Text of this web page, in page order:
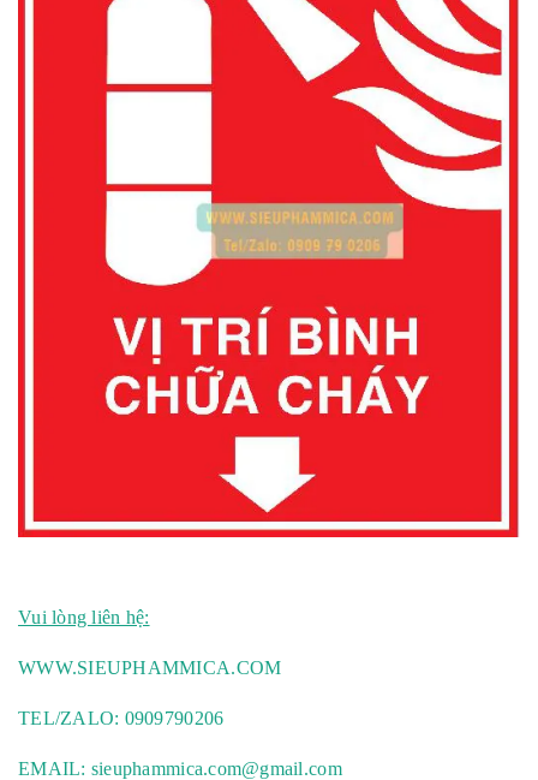
Vui lòng liên hệ:
WWW.SIEUPHAMMICA.COM
TEL/ZALO: 0909790206
EMAIL: sieuphammica.com@gmail.com